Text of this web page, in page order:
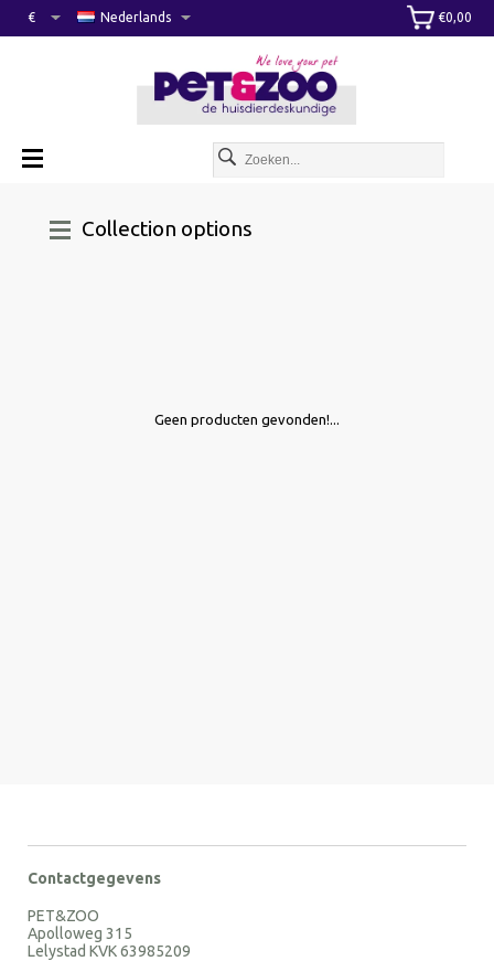
€0,00
Nederlands
€
Collection options
Geen producten gevonden!...
Contactgegevens
PET&ZOO
Apolloweg 315
Lelystad KVK 63985209